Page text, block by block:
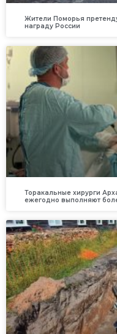
Жители Поморья
награду России
Торакальные хирурги
ежегодно выполняют